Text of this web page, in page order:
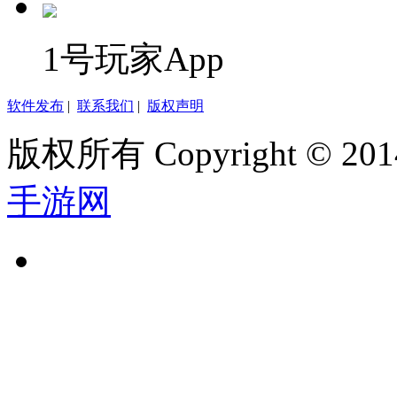
1号玩家App
软件发布 | 联系我们 | 版权声明
版权所有 Copyright ©
手游网